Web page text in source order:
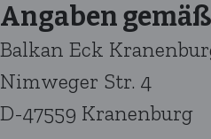
Angaben gemäß
Balkan Eck
Nimweger Str. 4
D-47559 Kranenburg